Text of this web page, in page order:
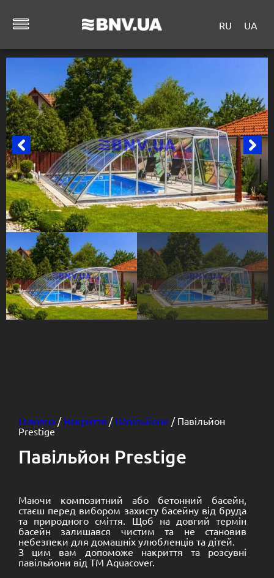
RU UA
Головна / Накриття / Павільйони / Павільйон
Prestige
Павільйон Prestige
Маючи композитний або бетонний басейн,
стаєш перед вибором захисту басейну від бруда
та природного сміття. Щоб на довгий термін
басейн залишався чистим та не становив
небезпеки для домашніх улюбленців та дітей.
З цим вам допоможе накриття та розсувні
павільйони від TM Aquacover.